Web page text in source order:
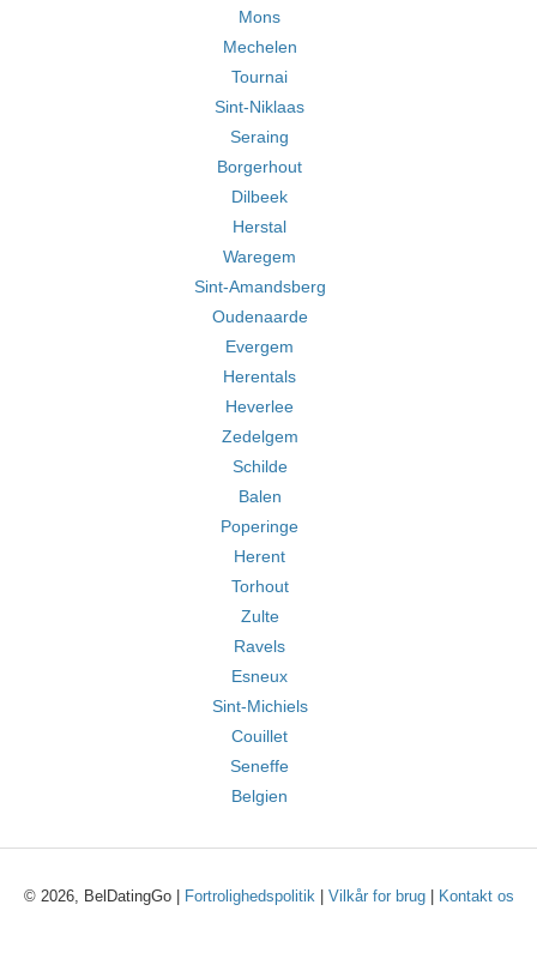
Mons
Mechelen
Tournai
Sint-Niklaas
Seraing
Borgerhout
Dilbeek
Herstal
Waregem
Sint-Amandsberg
Oudenaarde
Evergem
Herentals
Heverlee
Zedelgem
Schilde
Balen
Poperinge
Herent
Torhout
Zulte
Ravels
Esneux
Sint-Michiels
Couillet
Seneffe
Belgien
© 2026, BelDatingGo | Fortrolighedspolitik| Vilkår for brug| Kontakt os